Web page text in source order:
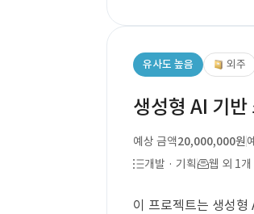
유사도 높음 외주
생성형 AI 기
예상 금액20,000,000원
개발 · 기획
웹 외 1개
이 프로젝트는 생성